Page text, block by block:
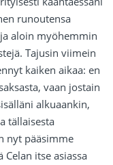
runoutensa
aloin myöhemmin
Tajusin viimein
kaiken aikaa: en
vaan jostain
alkuaankin,
tällaisesta
nyt pääsimme
itse asiassa